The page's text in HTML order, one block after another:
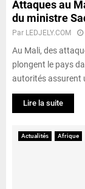
Attaques au
du ministre
Par LEDJELY.COM
Au Mali, des
plongent le pays
autorités assurent
Lire la suite
Actualités Afrique